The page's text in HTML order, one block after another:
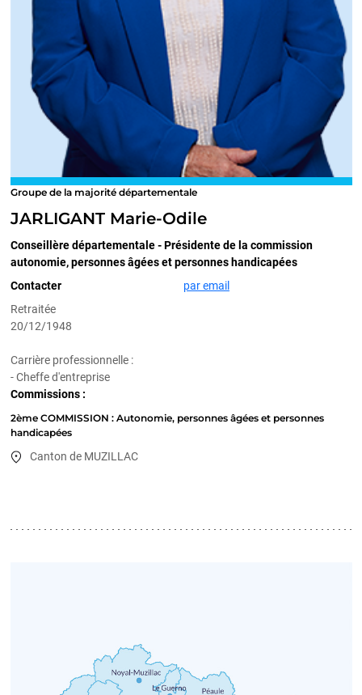
Groupe de la majorité départementale
JARLIGANT Marie-Odile
Conseillère départementale - Présidente de la commission
autonomie, personnes âgées et personnes handicapées
Contacter
par email
Retraitée
20/12/1948
Carrière professionnelle :
- Cheffe d'entreprise
Commissions :
2ème COMMISSION : Autonomie, personnes âgées et personnes
handicapées
Canton de MUZILLAC